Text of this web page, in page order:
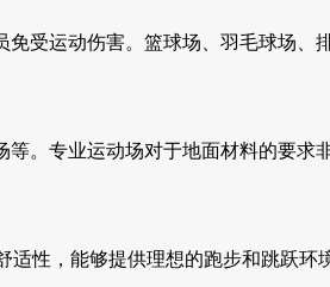
受运动伤害。篮球场、羽毛球场、
。专业运动场对于地面材料的要求
适性，能够提供理想的跑步和跳跃